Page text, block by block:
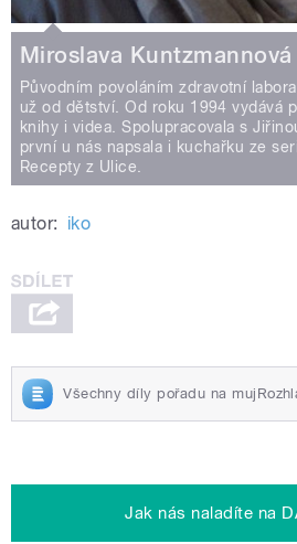
Miroslava Kuntzmannová
Původním povoláním zdravotní
už od dětství. Od roku 1994 vydává
knihy i videa. Spolupracovala s
první u nás napsala i kuchařku ze
Recepty z Ulice.
autor: iko
Všechny díly pořadu na
Jak nás naladíte na